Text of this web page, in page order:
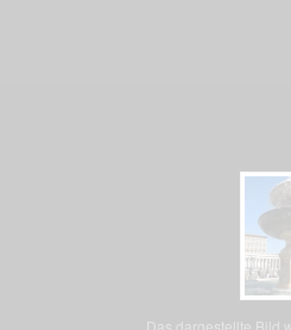
Das dargestellte Bild